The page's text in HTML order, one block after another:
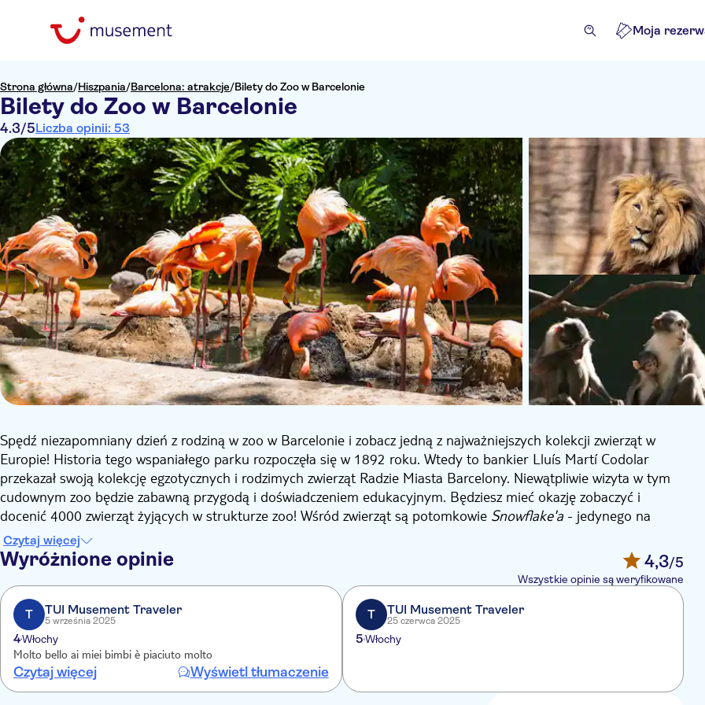
Moja
Strona główna/Hiszpania/Barcelona: atrakcje/Bilety do Zoo w Barcelonie
Bilety do Zoo w Barcelonie
4.3/5Liczba opinii: 53
Spędź niezapomniany dzień z rodziną w zoo w Barcelonie i zobacz jedną z najważniejszych kolekcji zwierząt w
Europie! Historia tego wspaniałego parku rozpoczęła się w 1892 roku. Wtedy to bankier Lluís Martí Codolar
przekazał swoją kolekcję egzotycznych i rodzimych zwierząt Radzie Miasta Barcelony. Niewątpliwie wizyta w tym
cudownym zoo będzie zabawną przygodą i doświadczeniem edukacyjnym. Będziesz mieć okazję zobaczyć i
docenić 4000 zwierząt żyjących w strukturze zoo! Wśród zwierząt są potomkowie Snowflake'a - jedynego na
świecie goryla albinosa. Snowflake był gwiazdą katalońskiego zoo miejskiego od 1966 roku aż do swojej śmierci
w 2003 roku z powodu raka skóry.
Duże koty, tropikalne ptaki, gady i wiele innych zwierząt również zafascynuje Cię w tym cudownym zoo.
Wszystkie zwierzęta żyją w obiektach, które odtwarzają ich naturalne siedliska. Nie tylko będziesz cieszyć się
krajobrazem, ale także dowiesz się, jak chronione są gatunki zagrożone; ponieważ głównym celem Zoo jest
właśnie poszukiwanie i ochrona gatunków zwierząt, które są zagrożone.
Aby mieć pewność, że spędzą Państwo przyjemny dzień w Zoo, obiekt oferuje wiele udogodnień, takich jak
restauracje, bary, przejażdżki dla dzieci, w tym przejażdżki na kucykach, przejażdżki kolejką, samochody
elektryczne, sklep z pamiątkami i miejsca piknikowe.
Czytaj więcej
Wyróżnione opinie 4,3/5
Wszystkie opinie są weryfikowane
T TUI Musement Traveler
5 września 2025
4Włochy
Molto bello ai miei bimbi è piaciuto molto
Czytaj więcej Wyświetl tłumaczenie
T TUI Musement Traveler
25 czerwca 2025
5Włochy